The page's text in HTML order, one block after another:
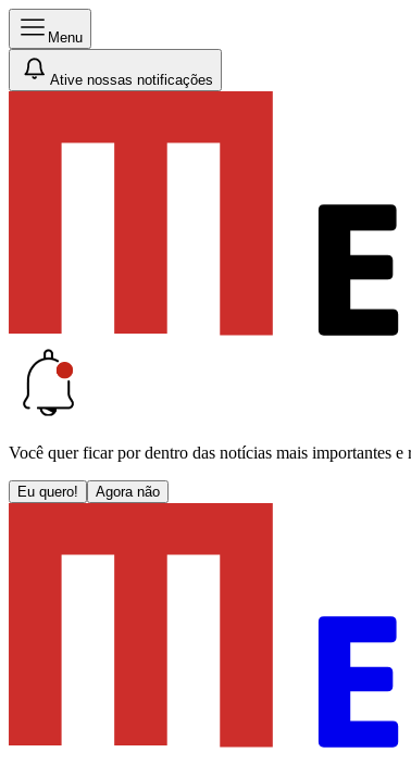
Menu
Ative nossas notificações
Você quer ficar por dentro das notícias mais importantes e
Eu quero! Agora não